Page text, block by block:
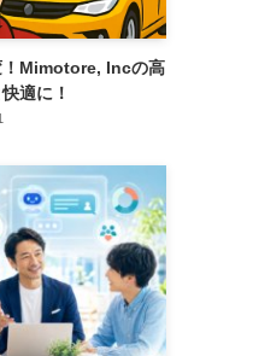
！Mimotore, Incの高
適に！